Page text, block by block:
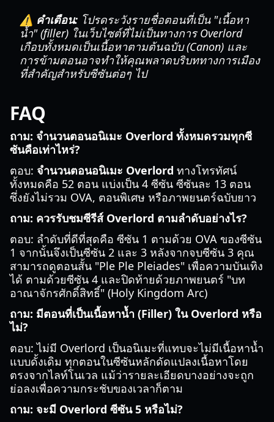
⚠️ คำเตือน: โปรดระวังรายชื่อตอนที่เป็น "เนื้อหา
น้ำ" (filler) ในเว็บไซต์ที่ไม่เป็นทางการ Overlord
เกือบทั้งหมดเป็นเนื้อหาตามต้นฉบับ (Canon) และ
การข้ามตอนอาจทำให้คุณพลาดบริบททางการเมือง
ที่สำคัญสำหรับซีซันต่อๆ ไป
FAQ
ถาม: จำนวนตอนอนิเมะ Overlord ทั้งหมดรวมทุกซี
ซันคือเท่าไหร่?
ตอบ: จำนวนตอนอนิเมะ Overlord ทางโทรทัศน์
ทั้งหมดคือ 52 ตอน แบ่งเป็น 4 ซีซัน ซีซันละ 13 ตอน
ซึ่งยังไม่รวม OVA, ตอนพิเศษ หรือภาพยนตร์ฉบับยาว
ถาม: ควรรับชมซีรีส์ Overlord ตามลำดับอย่างไร?
ตอบ: ลำดับที่ดีที่สุดคือ ซีซัน 1 ตามด้วย OVA ของซีซัน
1 จากนั้นจึงเป็นซีซัน 2 และ 3 หลังจากจบซีซัน 3 คุณ
สามารถดูตอนสั้น "Ple Ple Pleiades" เพื่อความบันเทิง
ได้ ตามด้วยซีซัน 4 และปิดท้ายด้วยภาพยนตร์ "บท
อาณาจักรศักดิ์สิทธิ์" (Holy Kingdom Arc)
ถาม: มีตอนที่เป็นเนื้อหาน้ำ (Filler) ใน Overlord หรือ
ไม่?
ตอบ: ไม่มี Overlord เป็นอนิเมะที่แทบจะไม่มีเนื้อหาน้ำ
แบบดั้งเดิม ทุกตอนในซีซันหลักดัดแปลงเนื้อหาโดย
ตรงจากไลท์โนเวล แม้ว่ารายละเอียดบางอย่างจะถูก
ย่อลงเพื่อความกระชับของเวลาก็ตาม
ถาม: จะมี Overlord ซีซัน 5 หรือไม่?